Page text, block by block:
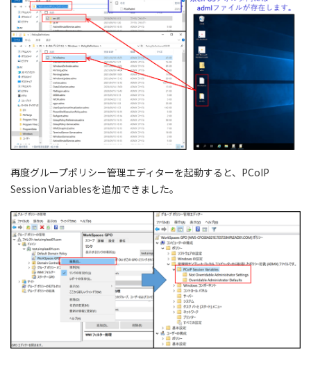
再度グループポリシー管理エディターを起動すると、PCoIP
Session Variablesを追加できました。